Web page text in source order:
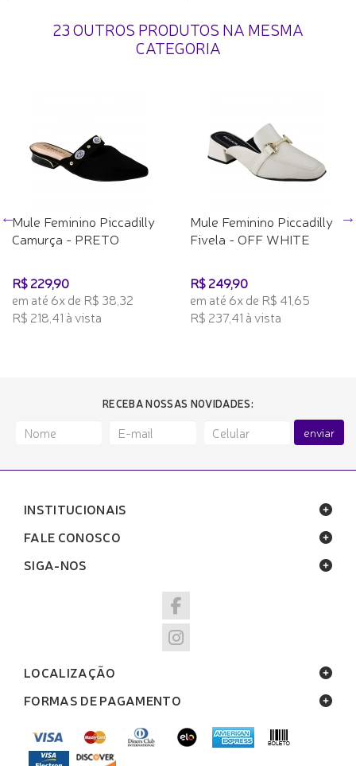
23 OUTROS PRODUTOS NA MESMA
CATEGORIA
Mule Feminino Piccadilly
Camurça - PRETO
R$ 229,90
em até 6x de R$ 38,32
R$ 218,41 à vista
Mule Feminino Piccadilly
Fivela - OFF WHITE
R$ 249,90
em até 6x de R$ 41,65
R$ 237,41 à vista
RECEBA NOSSAS NOVIDADES:
enviar
INSTITUCIONAIS
FALE CONOSCO
SIGA-NOS
LOCALIZAÇÃO
FORMAS DE PAGAMENTO